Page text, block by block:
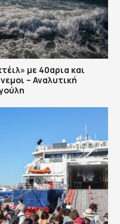
με 40αρια και
– Αναλυτική